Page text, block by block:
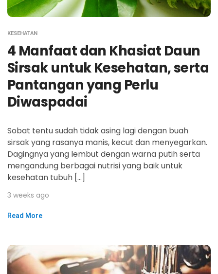
KESEHATAN
4 Manfaat dan Khasiat Daun
Sirsak untuk Kesehatan, serta
Pantangan yang Perlu
Diwaspadai
Sobat tentu sudah tidak asing lagi dengan buah
sirsak yang rasanya manis, kecut dan menyegarkan.
Dagingnya yang lembut dengan warna putih serta
mengandung berbagai nutrisi yang baik untuk
kesehatan tubuh […]
3 weeks ago
Read More